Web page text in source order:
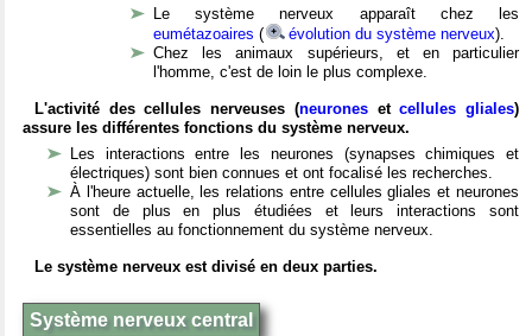
Le système nerveux apparaît chez les
eumétazoaires ( évolution du système nerveux).
Chez les animaux supérieurs, et en particulier
l'homme, c'est de loin le plus complexe.
L'activité des cellules nerveuses (neuronesetcellules gliales)
assure les différentes fonctions du système nerveux.
Les interactions entre les neurones (synapses chimiques et
électriques) sont bien connues et ont focalisé les recherches.
À l'heure actuelle, les relations entre cellules gliales et neurones
sont de plus en plus étudiées et leurs interactions sont
essentielles au fonctionnement du système nerveux.
Le système nerveux est divisé en deux parties.
Système nerveux central